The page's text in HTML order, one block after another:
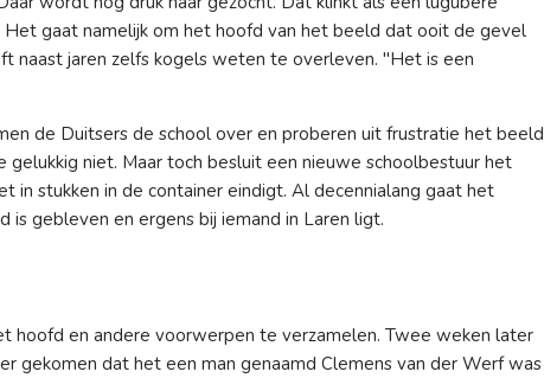
gaat namelijk om het hoofd van het beeld dat ooit de gevel
naast jaren zelfs kogels weten te overleven. "Het is een
de Duitsers de school over en proberen uit frustratie het beeld
niet. Maar toch besluit een nieuwe schoolbestuur het
in stukken in de container eindigt. Al decennialang gaat het
gebleven en ergens bij iemand in Laren ligt.
hoofd en andere voorwerpen te verzamelen. Twee weken later
gekomen dat het een man genaamd Clemens van der Werf was